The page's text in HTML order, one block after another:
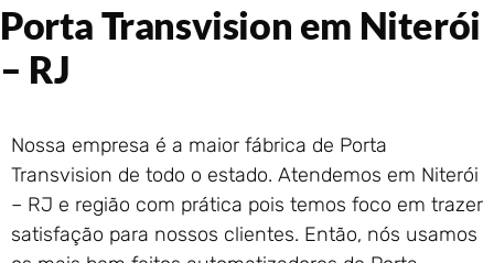
Portão de Garagem de
Enrolar em Rio das Ostras –
Portão de Garagem de
Enrolar em Petrópolis – RJ
Portão de Garagem de
Enrolar em Paraty – RJ
Portão de Garagem de
Porta Transvision em Niterói
– RJ
Nossa empresa é a maior fábrica de Porta
Transvision de todo o estado. Atendemos em Niterói
– RJ e região com prática pois temos foco em trazer
satisfação para nossos clientes. Então, nós usamos